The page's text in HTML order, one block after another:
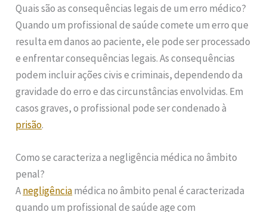
Quais são as consequências legais de um erro médico?
Quando um profissional de saúde comete um erro que
resulta em danos ao paciente, ele pode ser processado
e enfrentar consequências legais. As consequências
podem incluir ações civis e criminais, dependendo da
gravidade do erro e das circunstâncias envolvidas. Em
casos graves, o profissional pode ser condenado à
prisão.
Como se caracteriza a negligência médica no âmbito
penal?
Anegligênciamédica no âmbito penal é caracterizada
quando um profissional de saúde age com